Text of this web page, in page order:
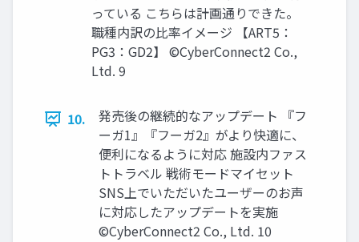
っている こちらは計画通りできた。
職種内訳の比率イメージ 【ART5：
PG3：GD2】 ©CyberConnect2 Co.,
Ltd. 9
10.
発売後の継続的なアップデート 『フ
ーガ1』『フーガ2』がより快適に、
便利になるように対応 施設内ファス
トトラベル 戦術モードマイセット
SNS上でいただいたユーザーのお声
に対応したアップデートを実施
©CyberConnect2 Co., Ltd. 10